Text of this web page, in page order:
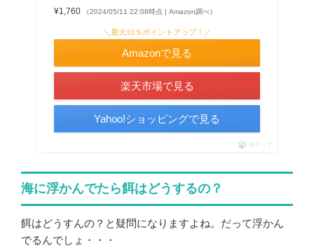
¥1,760
（2024/05/11 22:08時点 | Amazon調べ）
＼最大10％ポイントアップ！／
Amazonで見る
楽天市場で見る
Yahoo!ショッピングで見る
ポチップ
海に浮かんでたら餌はどうするの？
餌はどうすんの？と疑問になりますよね。だって浮かん
でるんでしょ・・・